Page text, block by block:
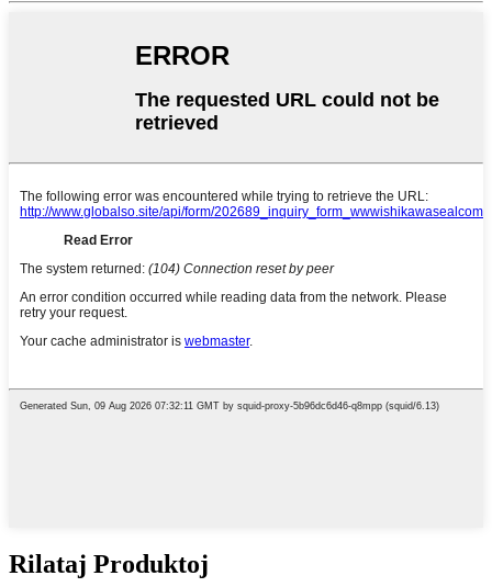
Rilataj Produktoj